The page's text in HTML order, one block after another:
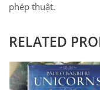
phép thuật.
RELATED